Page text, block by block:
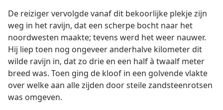
De reiziger vervolgde vanaf dit bekoorlijke plekje zijn
weg in het ravijn, dat een scherpe bocht naar het
noordwesten maakte; tevens werd het weer nauwer.
Hij liep toen nog ongeveer anderhalve kilometer dit
wilde ravijn in, dat zo drie en een half à twaalf meter
breed was. Toen ging de kloof in een golvende vlakte
over welke aan alle zijden door steile zandsteenrotsen
was omgeven.